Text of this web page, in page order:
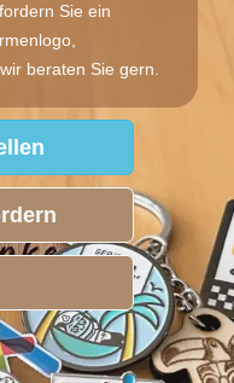
Sie ein
beraten Sie gern.